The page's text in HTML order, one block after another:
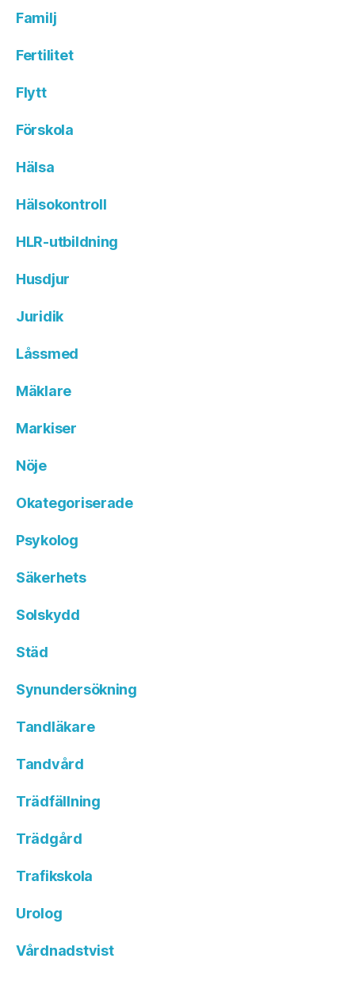
Familj
Fertilitet
Flytt
Förskola
Hälsa
Hälsokontroll
HLR-utbildning
Husdjur
Juridik
Låssmed
Mäklare
Markiser
Nöje
Okategoriserade
Psykolog
Säkerhets
Solskydd
Städ
Synundersökning
Tandläkare
Tandvård
Trädfällning
Trädgård
Trafikskola
Urolog
Vårdnadstvist